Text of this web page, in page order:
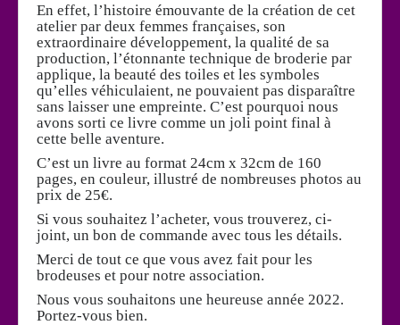
En effet, l’histoire émouvante de la création de cet
atelier par deux femmes françaises, son
extraordinaire développement, la qualité de sa
production, l’étonnante technique de broderie par
applique, la beauté des toiles et les symboles
qu’elles véhiculaient, ne pouvaient pas disparaître
sans laisser une empreinte. C’est pourquoi nous
avons sorti ce livre comme un joli point final à
cette belle aventure.
C’est un livre au format 24cm x 32cm de 160
pages, en couleur, illustré de nombreuses photos au
prix de 25€.
Si vous souhaitez l’acheter, vous trouverez, ci-
joint, un bon de commande avec tous les détails.
Merci de tout ce que vous avez fait pour les
brodeuses et pour notre association.
Nous vous souhaitons une heureuse année 2022.
Portez-vous bien.